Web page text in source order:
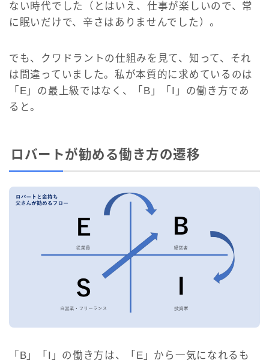
ない時代でした（とはいえ、仕事が楽しいので、常
に眠いだけで、辛さはありませんでした）。
でも、クワドラントの仕組みを見て、知って、それ
は間違っていました。私が本質的に求めているのは
「E」の最上級ではなく、「B」「I」の働き方であ
ると。
ロバートが勧める働き方の遷移
「B」「I」の働き方は、「E」から一気になれるも